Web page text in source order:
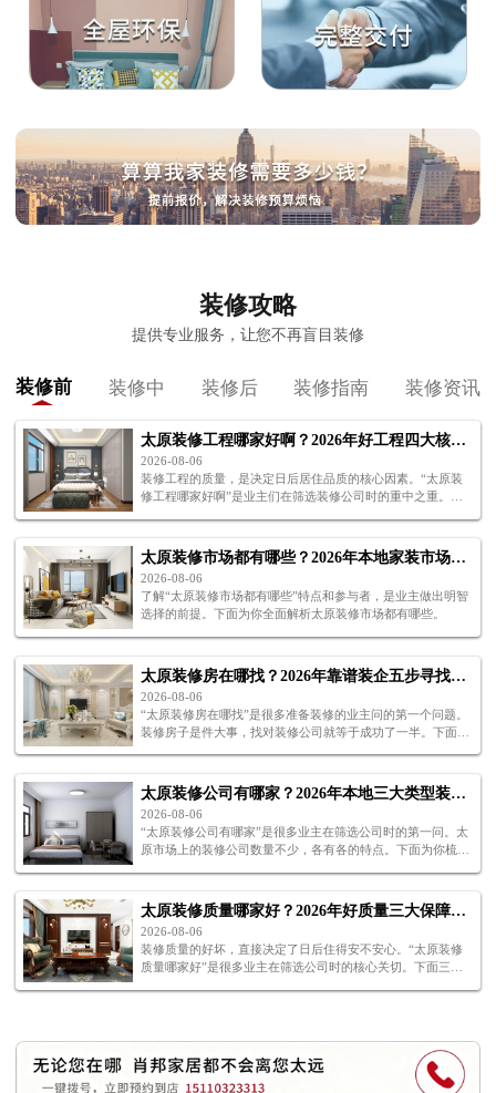
装修攻略
提供专业服务，让您不再盲目装修
装修前 装修中 装修后 装修指南 装修资讯
太原装修工程哪家好啊？2026年好工程四大核心标准解析
2026-08-06
装修工程的质量，是决定日后居住品质的核心因素。“太原装
修工程哪家好啊”是业主们在筛选装修公司时的重中之重。下
太原装修市场都有哪些？2026年本地家装市场格局全解析
2026-08-06
了解“太原装修市场都有哪些”特点和参与者，是业主做出明智
选择的前提。下面为你全面解析太原装修市场都有哪些。
太原装修房在哪找？2026年靠谱装企五步寻找全攻略
2026-08-06
“太原装修房在哪找”是很多准备装修的业主问的第一个问题。
装修房子是件大事，找对装修公司就等于成功了一半。下面五
太原装修公司有哪家？2026年本地三大类型装企推荐
2026-08-06
“太原装修公司有哪家”是很多业主在筛选公司时的第一问。太
原市场上的装修公司数量不少，各有各的特点。下面为你梳理
太原装修质量哪家好？2026年好质量三大保障体系解析
2026-08-06
装修质量的好坏，直接决定了日后住得安不安心。“太原装修
质量哪家好”是很多业主在筛选公司时的核心关切。下面三个